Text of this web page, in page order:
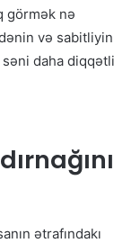
görmək nə
və sabitliyin
səni daha diqqətli
ətrafındakı